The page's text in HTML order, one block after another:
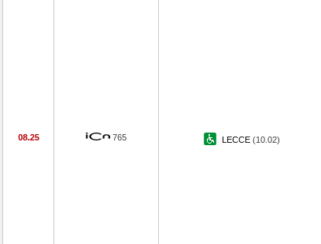
08.25 765 LECCE (10.02)